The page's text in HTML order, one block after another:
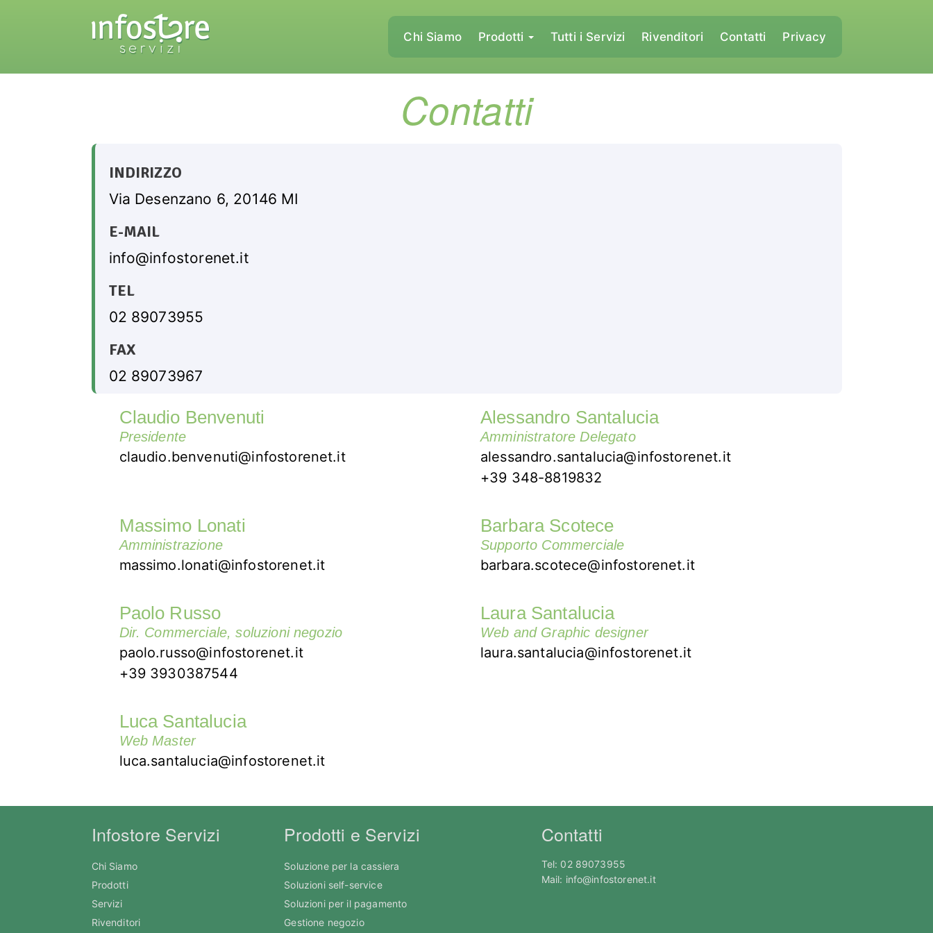
Chi Siamo Prodotti Tutti i Servizi Rivenditori Contatti Privacy
Contatti
INDIRIZZO
Via Desenzano 6, 20146 MI
E-MAIL
info@infostorenet.it
TEL
02 89073955
FAX
02 89073967
Claudio Benvenuti
Presidente
claudio.benvenuti@infostorenet.it
Alessandro Santalucia
Amministratore Delegato
alessandro.santalucia@infostorenet.it
+39 348-8819832
Massimo Lonati
Amministrazione
massimo.lonati@infostorenet.it
Barbara Scotece
Supporto Commerciale
barbara.scotece@infostorenet.it
Paolo Russo
Dir. Commerciale, soluzioni negozio
paolo.russo@infostorenet.it
+39 3930387544
Laura Santalucia
Web and Graphic designer
laura.santalucia@infostorenet.it
Luca Santalucia
Web Master
luca.santalucia@infostorenet.it
Infostore Servizi
Chi Siamo
Prodotti
Servizi
Rivenditori
Prodotti e Servizi
Soluzione per la cassiera
Soluzioni self-service
Soluzioni per il pagamento
Gestione negozio
Contatti
Tel: 02 89073955
Mail: info@infostorenet.it